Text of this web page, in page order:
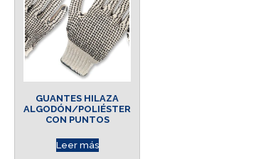
GUANTES HILAZA
ALGODÓN/POLIÉSTER
CON PUNTOS
Leer más